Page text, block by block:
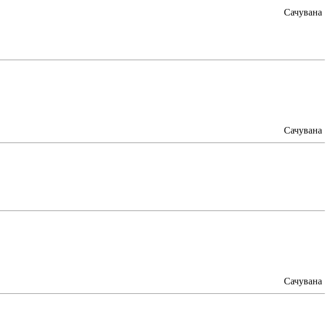
Сачувана
Сачувана
Сачувана